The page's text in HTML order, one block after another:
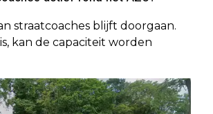
straatcoaches blijft doorgaan.
kan de capaciteit worden